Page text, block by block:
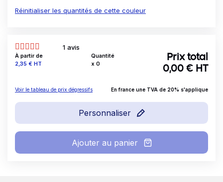
Réinitialiser les quantités de cette couleur
1 avis
À partir de
Prix
2,35 € HT
Quantité
x 0
Prix total
0,00 € HT
Voir le tableau de prix dégressifs En france une TVA de 20% s'applique
Personnaliser
Ajouter au panier